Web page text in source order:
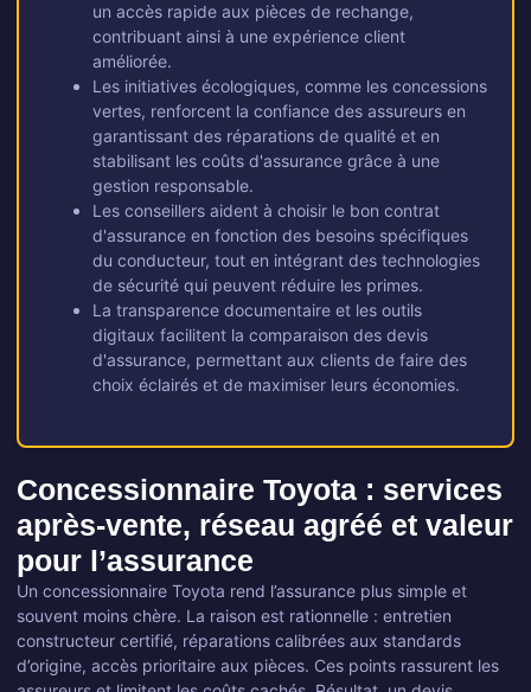
un accès rapide aux pièces de rechange,
contribuant ainsi à une expérience client
améliorée.
Les initiatives écologiques, comme les concessions
vertes, renforcent la confiance des assureurs en
garantissant des réparations de qualité et en
stabilisant les coûts d'assurance grâce à une
gestion responsable.
Les conseillers aident à choisir le bon contrat
d'assurance en fonction des besoins spécifiques
du conducteur, tout en intégrant des technologies
de sécurité qui peuvent réduire les primes.
La transparence documentaire et les outils
digitaux facilitent la comparaison des devis
d'assurance, permettant aux clients de faire des
choix éclairés et de maximiser leurs économies.
Concessionnaire Toyota : services
après-vente, réseau agréé et valeur
pour l’assurance
Un concessionnaire Toyota rend l’assurance plus simple et
souvent moins chère. La raison est rationnelle : entretien
constructeur certifié, réparations calibrées aux standards
d’origine, accès prioritaire aux pièces. Ces points rassurent les